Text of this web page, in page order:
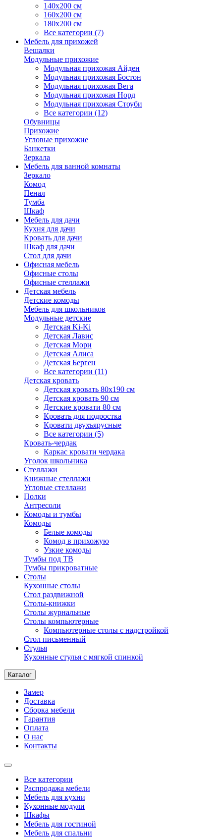
140х200 см
160х200 см
180х200 см
Все категории (7)
Мебель для прихожей
Вешалки
Модульные прихожие
Модульная прихожая Айден
Модульная прихожая Бостон
Модульная прихожая Вега
Модульная прихожая Норд
Модульная прихожая Стоуби
Все категории (12)
Обувницы
Прихожие
Угловые прихожие
Банкетки
Зеркала
Мебель для ванной комнаты
Зеркало
Комод
Пенал
Тумба
Шкаф
Мебель для дачи
Кухня для дачи
Кровать для дачи
Шкаф для дачи
Стол для дачи
Офисная мебель
Офисные столы
Офисные стеллажи
Детская мебель
Детские комоды
Мебель для школьников
Модульные детские
Детская Ki-Ki
Детская Лавис
Детская Мори
Детская Алиса
Детская Берген
Все категории (11)
Детская кровать
Детская кровать 80х190 см
Детская кровать 90 см
Детские кровати 80 см
Кровать для подростка
Кровати двухъярусные
Все категории (5)
Кровать-чердак
Каркас кровати чердака
Уголок школьника
Стеллажи
Книжные стеллажи
Угловые стеллажи
Полки
Антресоли
Комоды и тумбы
Комоды
Белые комоды
Комод в прихожую
Узкие комоды
Тумбы под ТВ
Тумбы прикроватные
Столы
Кухонные столы
Стол раздвижной
Столы-книжки
Столы журнальные
Столы компьютерные
Компьютерные столы с надстройкой
Стол письменный
Стулья
Кухонные стулья с мягкой спинкой
Каталог
Замер
Доставка
Сборка мебели
Гарантия
Оплата
О нас
Контакты
Все категории
Распродажа мебели
Мебель для кухни
Кухонные модули
Шкафы
Мебель для гостиной
Мебель для спальни